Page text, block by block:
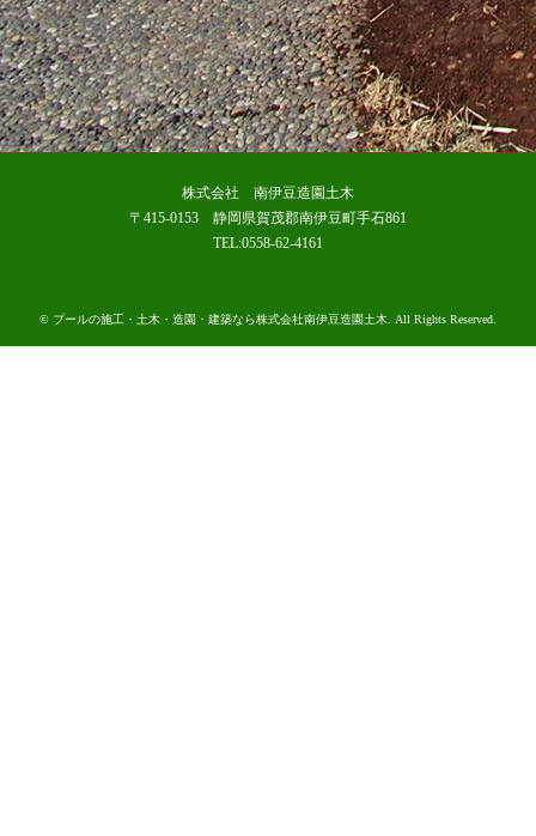
株式会社 南伊豆造園土木
〒415-0153 静岡県賀茂郡南伊豆町手石861
TEL:0558-62-4161
© プールの施工・土木・造園・建築なら株式会社南伊豆造園土木. All Rights Reserved.